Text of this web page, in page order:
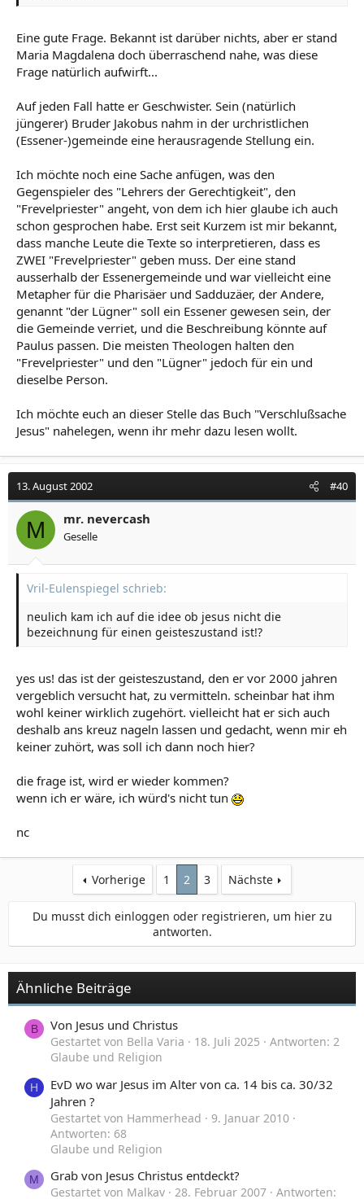
Eine gute Frage. Bekannt ist darüber nichts, aber er stand
Maria Magdalena doch überraschend nahe, was diese
Frage natürlich aufwirft...
Auf jeden Fall hatte er Geschwister. Sein (natürlich
jüngerer) Bruder Jakobus nahm in der urchristlichen
(Essener-)gemeinde eine herausragende Stellung ein.
Ich möchte noch eine Sache anfügen, was den
Gegenspieler des "Lehrers der Gerechtigkeit", den
"Frevelpriester" angeht, von dem ich hier glaube ich auch
schon gesprochen habe. Erst seit Kurzem ist mir bekannt,
dass manche Leute die Texte so interpretieren, dass es
ZWEI "Frevelpriester" geben muss. Der eine stand
ausserhalb der Essenergemeinde und war vielleicht eine
Metapher für die Pharisäer und Sadduzäer, der Andere,
genannt "der Lügner" soll ein Essener gewesen sein, der
die Gemeinde verriet, und die Beschreibung könnte auf
Paulus passen. Die meisten Theologen halten den
"Frevelpriester" und den "Lügner" jedoch für ein und
dieselbe Person.
Ich möchte euch an dieser Stelle das Buch "Verschlußsache
Jesus" nahelegen, wenn ihr mehr dazu lesen wollt.
13. August 2002 #40
M mr. nevercash
Geselle
Vril-Eulenspiegel schrieb:
neulich kam ich auf die idee ob jesus nicht die
bezeichnung für einen geisteszustand ist!?
yes us! das ist der geisteszustand, den er vor 2000 jahren
vergeblich versucht hat, zu vermitteln. scheinbar hat ihm
wohl keiner wirklich zugehört. vielleicht hat er sich auch
deshalb ans kreuz nageln lassen und gedacht, wenn mir eh
keiner zuhört, was soll ich dann noch hier?
die frage ist, wird er wieder kommen?
wenn ich er wäre, ich würd's nicht tun
nc
Vorherige 1 2 3 Nächste
Du musst dich einloggen oder registrieren, um hier zu
antworten.
Ähnliche Beiträge
B Von Jesus und Christus
Gestartet von Bella Varia 18. Juli 2025
Antworten: 2
Glaube und Religion
H
EvD wo war Jesus im Alter von ca. 14 bis ca. 30/32
Jahren ?
Gestartet von Hammerhead
9. Januar 2010
Antworten: 68
Glaube und Religion
M Grab von Jesus Christus entdeckt?
Gestartet von Malkav 28. Februar 2007 Antworten: